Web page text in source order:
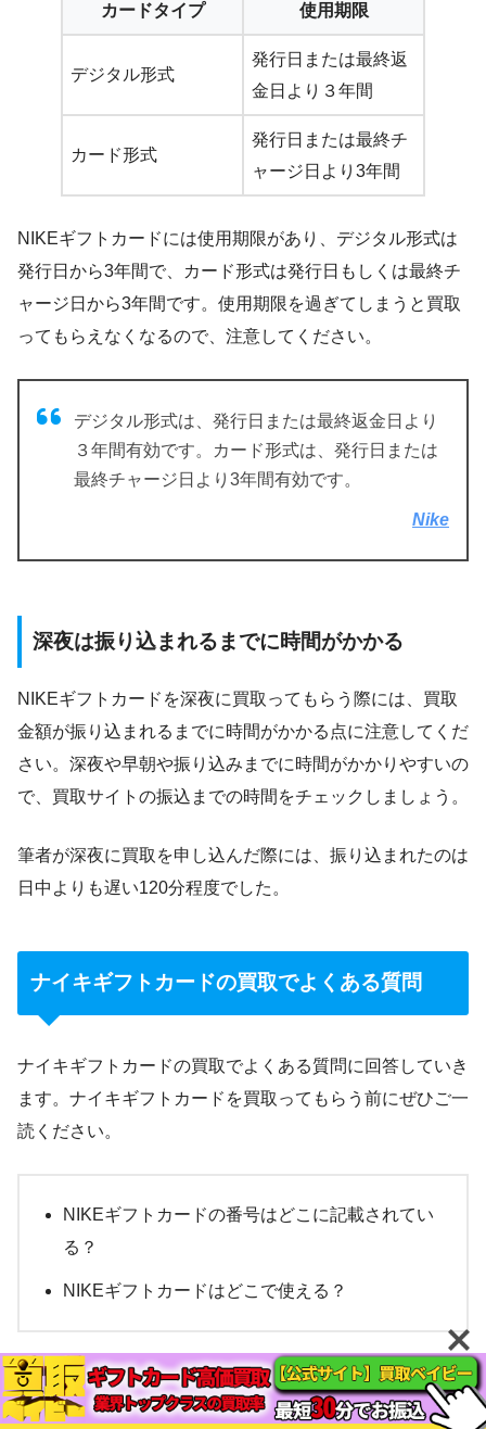
カードタイプ 使用期限
デジタル形式
発行日または最終返
金日より３年間
カード形式
発行日または最終チ
ャージ日より3年間
NIKEギフトカードには使用期限があり、デジタル形式は
発行日から3年間で、カード形式は発行日もしくは最終チ
ャージ日から3年間です。使用期限を過ぎてしまうと買取
ってもらえなくなるので、注意してください。
デジタル形式は、発行日または最終返金日より
３年間有効です。カード形式は、発行日または
最終チャージ日より3年間有効です。
Nike
深夜は振り込まれるまでに時間がかかる
NIKEギフトカードを深夜に買取ってもらう際には、買取
金額が振り込まれるまでに時間がかかる点に注意してくだ
さい。深夜や早朝や振り込みまでに時間がかかりやすいの
で、買取サイトの振込までの時間をチェックしましょう。
筆者が深夜に買取を申し込んだ際には、振り込まれたのは
日中よりも遅い120分程度でした。
ナイキギフトカードの買取でよくある質問
ナイキギフトカードの買取でよくある質問に回答していき
ます。ナイキギフトカードを買取ってもらう前にぜひご一
読ください。
NIKEギフトカードの番号はどこに記載されてい
る？
NIKEギフトカードはどこで使える？
NIKEギフトカードの番号はどこに記載されて